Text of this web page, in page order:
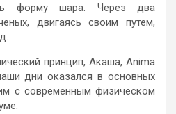
форму шара. Через два
двигаясь своим путем,
принцип, Акаша, Anima
дни оказался в основных
с современным физическом